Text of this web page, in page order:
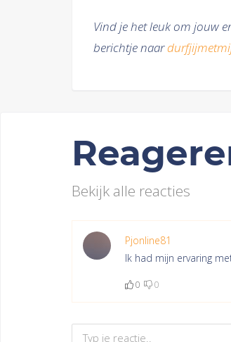
Vind je het leuk om jouw
berichtje naar
Bekijk alle reacties
Pjonline81
Ik had mijn ervaring
0 0